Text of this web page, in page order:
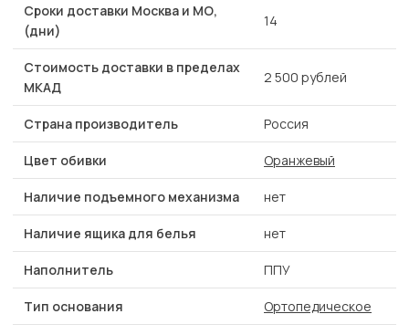
Сроки доставки Москва и МО,
(дни)
14
Стоимость доставки в пределах
МКАД
2 500 рублей
Страна производитель Россия
Цвет обивки Оранжевый
Наличие подъемного механизма нет
Наличие ящика для белья нет
Наполнитель ППУ
Тип основания Ортопедическое